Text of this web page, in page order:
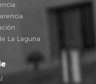
La Laguna